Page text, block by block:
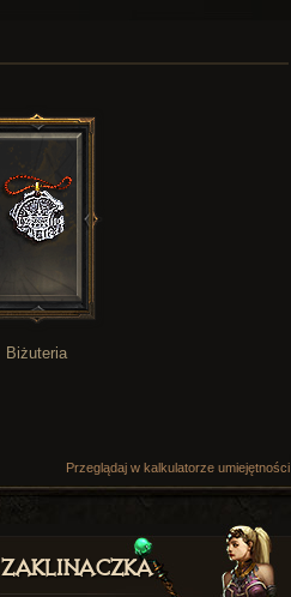
Biżuteria
Przeglądaj w kalkulatorze umiejętności
Zaklinaczka